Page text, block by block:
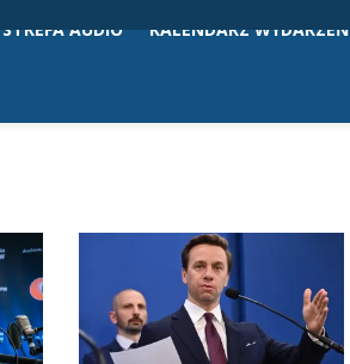
STREFA AUDIO KALENDARZ WYDARZEŃ